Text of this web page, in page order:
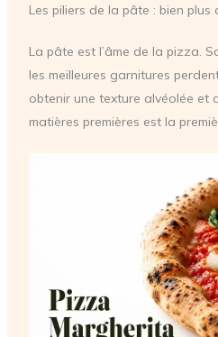
Les piliers de la pâte : bien plus
La pâte est l’âme de la pizza.
les meilleures garnitures
obtenir une texture alvéolée et
matières premières est la